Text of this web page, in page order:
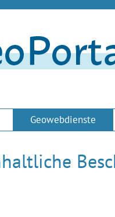
Geowebdienste